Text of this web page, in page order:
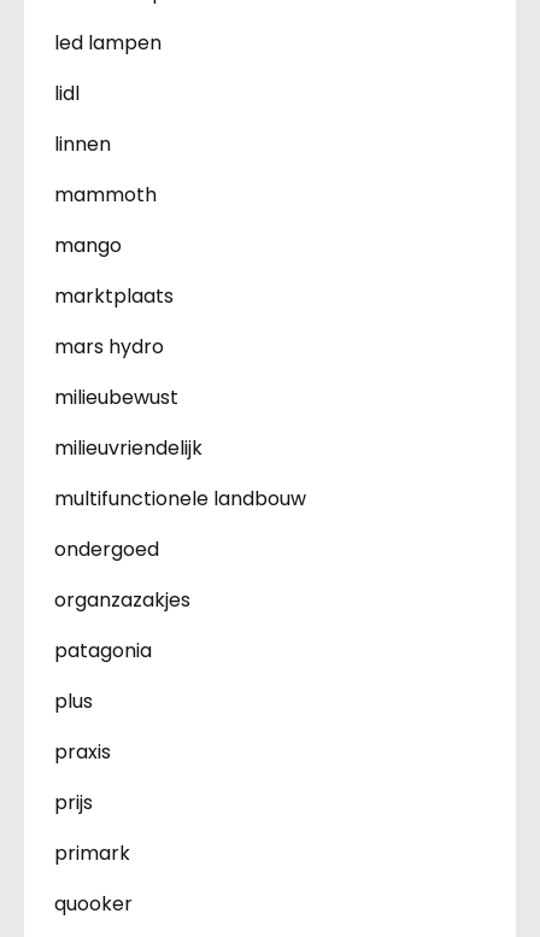
led lampen
lidl
linnen
mammoth
mango
marktplaats
mars hydro
milieubewust
milieuvriendelijk
multifunctionele landbouw
ondergoed
organzazakjes
patagonia
plus
praxis
prijs
primark
quooker